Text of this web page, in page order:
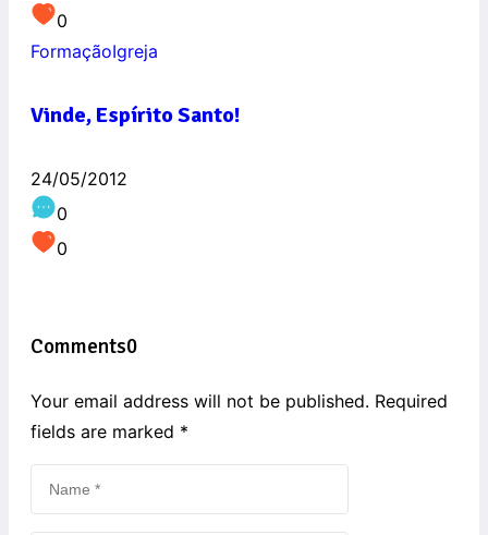
0
FormaçãoIgreja
Vinde, Espírito Santo!
24/05/2012
0
0
Comments0
Your email address will not be published. Required
fields are marked *